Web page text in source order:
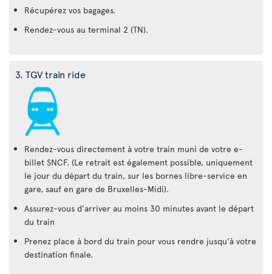
Récupérez vos bagages.
Rendez-vous au terminal 2 (TN).
3. TGV train ride
Rendez-vous directement à votre train muni de votre e-
billet SNCF. (Le retrait est également possible, uniquement
le jour du départ du train, sur les bornes libre-service en
gare, sauf en gare de Bruxelles-Midi).
Assurez-vous d’arriver au moins 30 minutes avant le départ
du train
Prenez place à bord du train pour vous rendre jusqu’à votre
destination finale.